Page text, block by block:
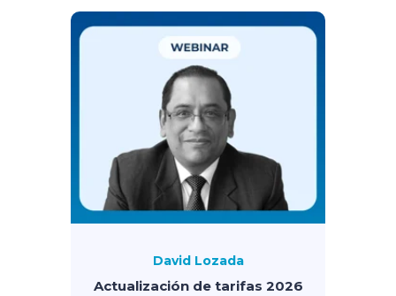
David Lozada
Actualización de tarifas 2026